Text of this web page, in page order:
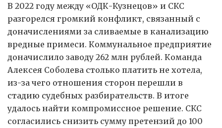
В 2022 году между «ОДК-Кузнецов» и СКС
разгорелся громкий конфликт, связанный с
доначислениями за сливаемые в канализацию
вредные примеси. Коммунальное предприятие
доначислило заводу 262 млн рублей. Команда
Алексея Соболева столько платить не хотела,
из-за чего отношения сторон перешли в
стадию судебных разбирательств. В итоге
удалось найти компромиссное решение. СКС
согласились снизить сумму претензий до 100